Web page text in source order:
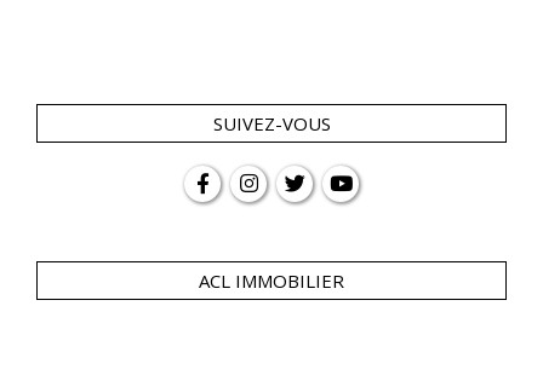
SUIVEZ-VOUS
ACL IMMOBILIER